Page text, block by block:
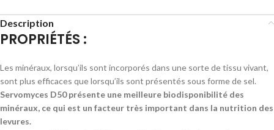
Description
PROPRIÉTÉS :
Les minéraux, lorsqu’ils sont incorporés dans une sorte de tissu vivant,
sont plus efficaces que lorsqu’ils sont présentés sous forme de sel.
Servomyces D50 présente une meilleure biodisponibilité des
minéraux, ce qui est un facteur très important dans la nutrition des
levures.